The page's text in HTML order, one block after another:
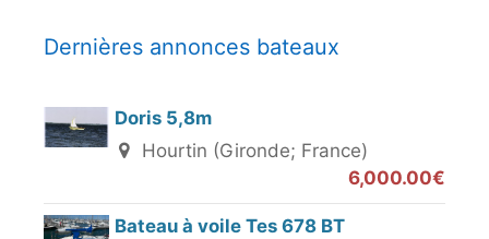
Dernières annonces bateaux
Doris 5,8m
Hourtin (Gironde; France)
6,000.00€
Bateau à voile Tes 678 BT